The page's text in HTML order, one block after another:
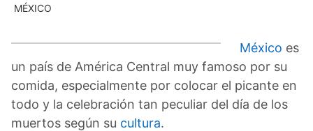
MÉXICO
México es
un país de América Central muy famoso por su
comida, especialmente por colocar el picante en
todo y la celebración tan peculiar del día de los
muertos según su cultura.